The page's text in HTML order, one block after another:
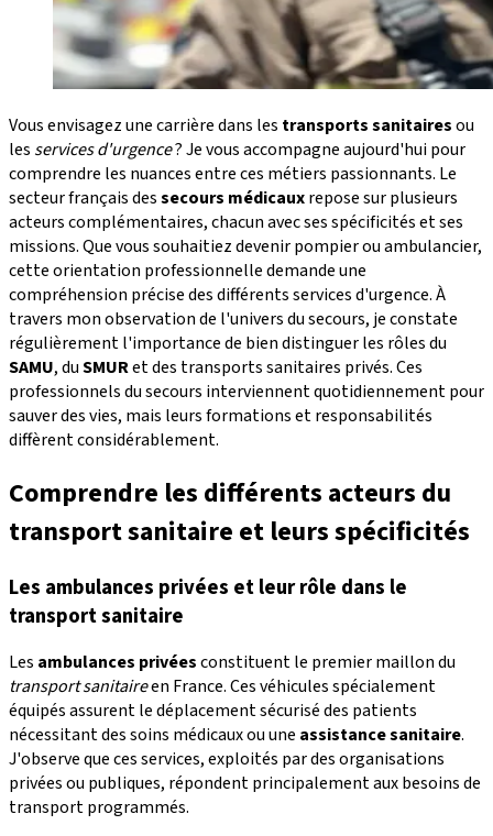
Vous envisagez une carrière dans les transports sanitairesou
les services d'urgence? Je vous accompagne aujourd'hui pour
comprendre les nuances entre ces métiers passionnants. Le
secteur français dessecours médicauxrepose sur plusieurs
acteurs complémentaires, chacun avec ses spécificités et ses
missions. Que vous souhaitiez devenir pompier ou ambulancier,
cette orientation professionnelle demande une
compréhension précise des différents services d'urgence. À
travers mon observation de l'univers du secours, je constate
régulièrement l'importance de bien distinguer les rôles du
SAMU, duSMURet des transports sanitaires privés. Ces
professionnels du secours interviennent quotidiennement pour
sauver des vies, mais leurs formations et responsabilités
diffèrent considérablement.
Comprendre les différents acteurs du
transport sanitaire et leurs spécificités
Les ambulances privées et leur rôle dans le
transport sanitaire
Les ambulances privéesconstituent le premier maillon du
transport sanitaireen France. Ces véhicules spécialement
équipés assurent le déplacement sécurisé des patients
nécessitant des soins médicaux ou une assistance sanitaire.
J'observe que ces services, exploités par des organisations
privées ou publiques, répondent principalement aux besoins de
transport programmés.